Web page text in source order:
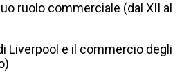
ruolo commerciale (dal XII al
Liverpool e il commercio degli